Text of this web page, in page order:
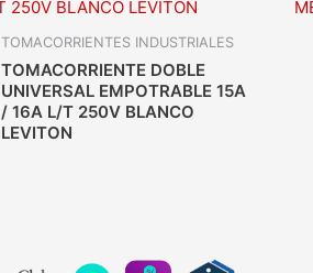
TOMACORRIENTES INDUSTRIALES
TOMACORRIENTE DOBLE
UNIVERSAL EMPOTRABLE 15A
/ 16A L/T 250V BLANCO
LEVITON